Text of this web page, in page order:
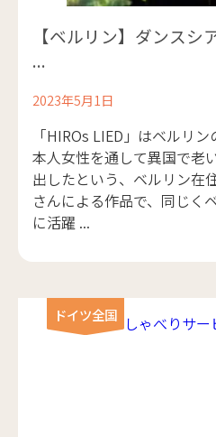
【ベルリン】ダンスシ
...
2023年5月1日
「HIROs LIED」はベルリ
本人女性を通して異国で老
出したという、ベルリン在
さんによる作品で、同じく
に活躍 ...
ドイツ全国